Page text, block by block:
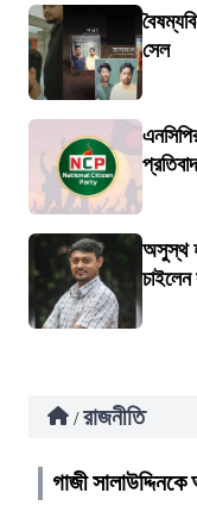
সেল
অসুস্থ
চাইলেন
/ রাজনীতি
গাজী